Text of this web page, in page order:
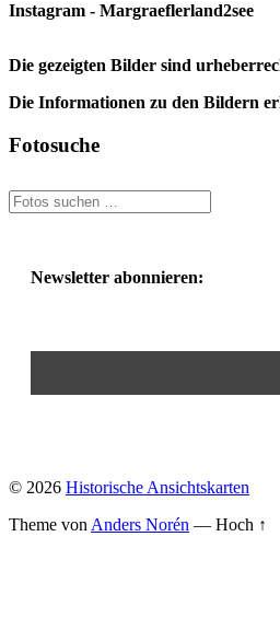
Instagram - Margraeflerland2see
Die gezeigten Bilder sind
Die Informationen zu den Bildern
Fotosuche
Newsletter abonnieren:
© 2026 Historische Ansichtskarten
Theme von Anders Norén — Hoch ↑